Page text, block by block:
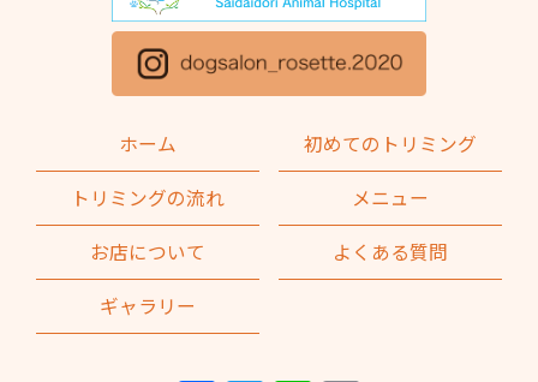
2024年12月(1)
2024年10月(2)
2024年9月
ホーム
初めてのトリミング
トリミングの流れ
メニュー
お店について
よくある質問
ギャラリー